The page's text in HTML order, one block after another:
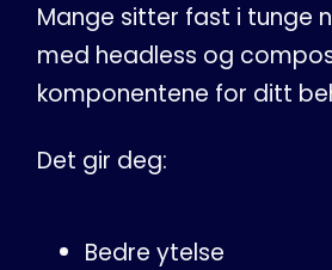
Mange sitter fast i tunge
med headless og
komponentene for ditt
Det gir deg:
Bedre ytelse